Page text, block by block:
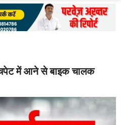
चपेट में आने से बाइक चालक